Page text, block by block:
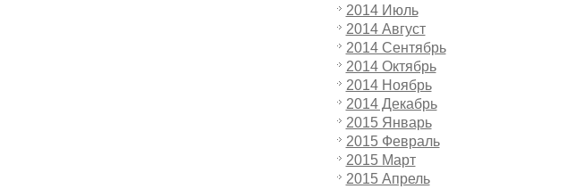
2014 Июль
2014 Август
2014 Сентябрь
2014 Октябрь
2014 Ноябрь
2014 Декабрь
2015 Январь
2015 Февраль
2015 Март
2015 Апрель